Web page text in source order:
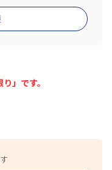
」です。